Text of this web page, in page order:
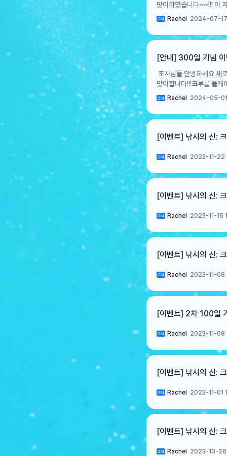
맞이하였습니다~~!!! 이
이벤트를 준비하였으니!
~ 8/7 23:59 [이벤트 내
내에만 가능하며 사용하지 않은 주화는
[1,000다이아]가 지급됩
이벤트 기간: 7/18 업데
EVENT 3. 1주년 기념 핫타임 이벤트 돌아온 핫타임 이벤트! 이벤트 기간 내 24시간 적용되
효과는 파견 보상 수령
선택권, 전설 크루 획득
획득 확률 3% → (변경)
후 ~ 8/1 12:59(KST) [ 크루 혜택 ]- 확률업 기간 동안 지원 크루 [윈디]와 함께 콘텐츠에 참여하면 혜택이 부여됩니다.- 원정
뽑기 이벤트 1주년 기념
Rachel 2024-07-
[안내] 300일 기념 이
조사님들 안녕하세요.
맞이합니다!!!크루를 플
바로 확인해보세요
크루뽑기권을 획득 하실
적용되는 핫타임 효과들
Rachel 2024-05-
[이벤트] 낚시의 신:
Rachel 2023-11-22
[이벤트] 낚시의 신:
Rachel 2023-11-15
[이벤트] 낚시의 신:
Rachel 2023-11-08
[이벤트] 2차 100일
Rachel 2023-11-08
[이벤트] 낚시의 신:
Rachel 2023-11-01
[이벤트] 낚시의 신:
Rachel 2023-10-26